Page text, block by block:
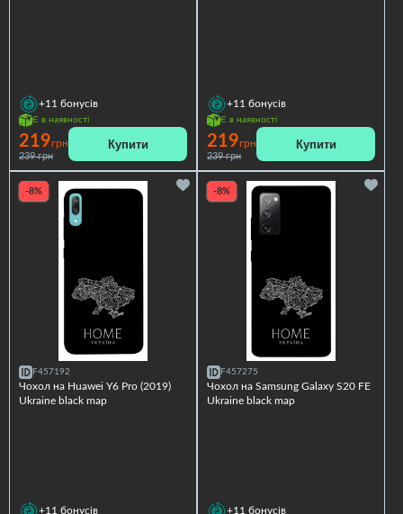
+11 бонусів
Є в наявності
219грн
239 грн
Купити
+11 бонусів
Є в наявності
219грн
239 грн
Купити
-8%
F457192
Чохол на Huawei Y6 Pro (2019)
Ukraine black map
+11 бонусів
-8%
F457275
Чохол на Samsung Galaxy S20 FE
Ukraine black map
+11 бонусів